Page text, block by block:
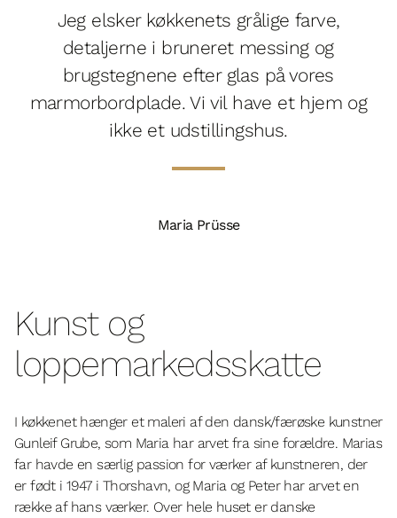
Jeg elsker køkkenets grålige farve,
detaljerne i bruneret messing og
brugstegnene efter glas på vores
marmorbordplade. Vi vil have et hjem og
ikke et udstillingshus.
Maria Prüsse
Kunst og
loppemarkedsskatte
I køkkenet hænger et maleri af den dansk/færøske kunstner
Gunleif Grube, som Maria har arvet fra sine forældre. Marias
far havde en særlig passion for værker af kunstneren, der
er født i 1947 i Thorshavn, og Maria og Peter har arvet en
række af hans værker. Over hele huset er danske